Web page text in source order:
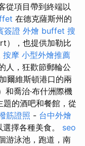
從項目帶到終端以
在德克薩斯州的
簽證 外燴 buffet 搜
），也提供加勒比
按摩 小型外燴推薦
人，狂歡節郵輪​​公
爾維斯頓港口的兩
和喬治·布什洲際機
的酒吧和餐館，從
筋證照 - 台中外燴
擇各種美食。 seo
游泳池，跑道，南